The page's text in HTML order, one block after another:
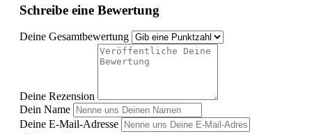
Schreibe eine Bewertung
Deine Gesamtbewertung
Deine Rezension
Dein Name
Deine E-Mail-Adresse